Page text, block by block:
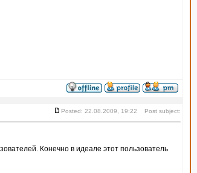
Posted: 22.08.2009, 19:22 Post subject:
Конечно в идеале этот пользователь